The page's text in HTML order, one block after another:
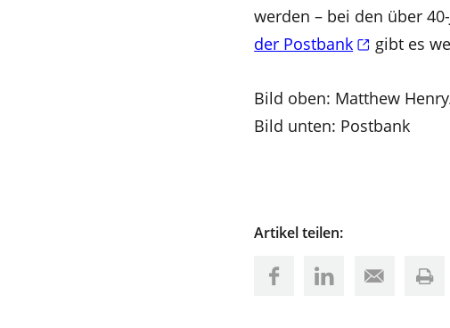
werden – bei den über
der Postbank
gibt es
Bild oben: Matthew
Bild unten: Postbank
Artikel teilen: